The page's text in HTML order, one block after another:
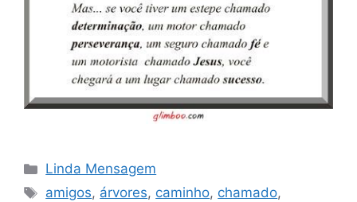
Categorias
Linda Mensagem
Tags
amigos, árvores, caminho, chamado,